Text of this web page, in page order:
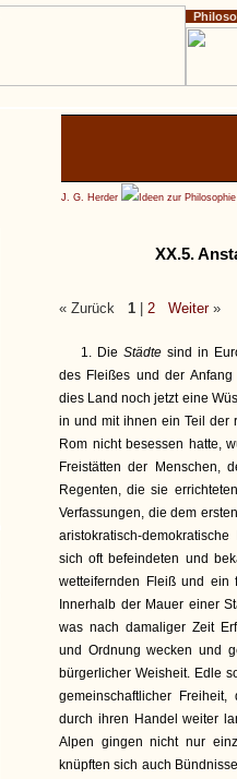
J. G. Herder Ideen zur
XX.5.
« Zurück 1 2 Weiter»
1. Die Städte sind in
des Fleißes und der
dies Land noch jetzt eine
in und mit ihnen ein Teil der
Rom nicht besessen hatte,
Freistätten der Menschen,
Regenten, die sie
Verfassungen, die dem
aristokratisch-
sich oft befeindeten und
wetteifernden Fleiß und ein
Innerhalb der Mauer einer
was nach damaliger Zeit
und Ordnung wecken und
bürgerlicher Weisheit. Edle
gemeinschaftlicher
durch ihren Handel weiter
Alpen gingen nicht nur
knüpften sich auch